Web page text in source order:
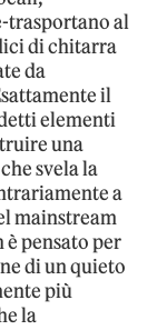
trasportano al
di chitarra
da
il
elementi
una
svela la
a
mainstream
è pensato per
di un quieto
più
la